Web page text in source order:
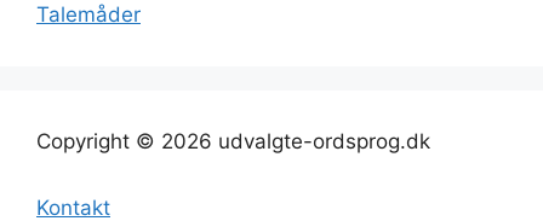
Talemåder
Copyright © 2026 udvalgte-ordsprog.dk
Kontakt